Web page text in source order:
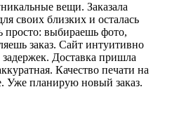
вещи. Заказала
своих близких и осталась
просто: выбираешь фото,
заказ. Сайт интуитивно
Доставка пришла
Качество печати на
Уже планирую новый заказ.